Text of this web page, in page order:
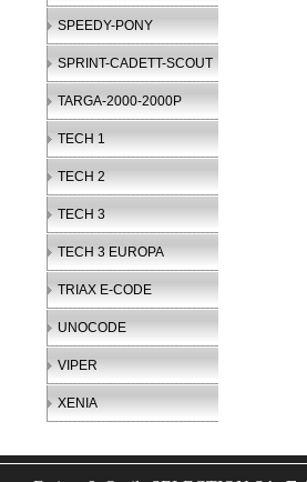
SPEEDY-PONY
SPRINT-CADETT-SCOUT
TARGA-2000-2000P
TECH 1
TECH 2
TECH 3
TECH 3 EUROPA
TRIAX E-CODE
UNOCODE
VIPER
XENIA